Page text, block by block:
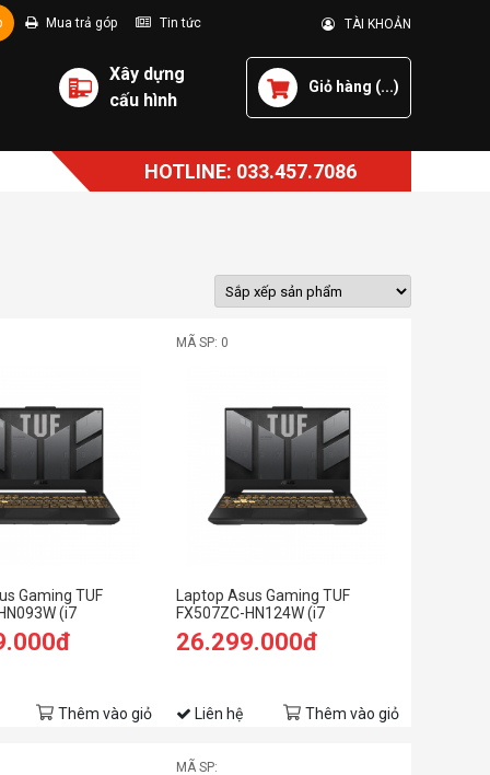
Mua trả góp Tin tức TÀI KHOẢN
Xây dựng
cấu hình
Giỏ hàng (...)
HOTLINE: 033.457.7086
Gaming TUF
(i7
RAM/512GB
144hz/RTX
Thêm vào giỏ
MÃ SP: 0
Laptop Asus Gaming TUF
FX507ZC-HN124W (i7
12700H/8GB RAM/512GB
SSD/15.6 FHD 144hz/RTX 3050
26.299.000đ
Liên hệ Thêm vào giỏ
MÃ SP: